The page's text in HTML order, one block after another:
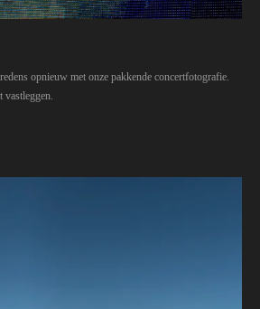
opnieuw met onze pakkende concertfotografie.